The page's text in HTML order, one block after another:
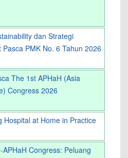
dan Strategi
PMK No. 6 Tahun 2026
The 1st APHaH (Asia
Congress 2026
Hospital at Home in Practice
Congress: Peluang